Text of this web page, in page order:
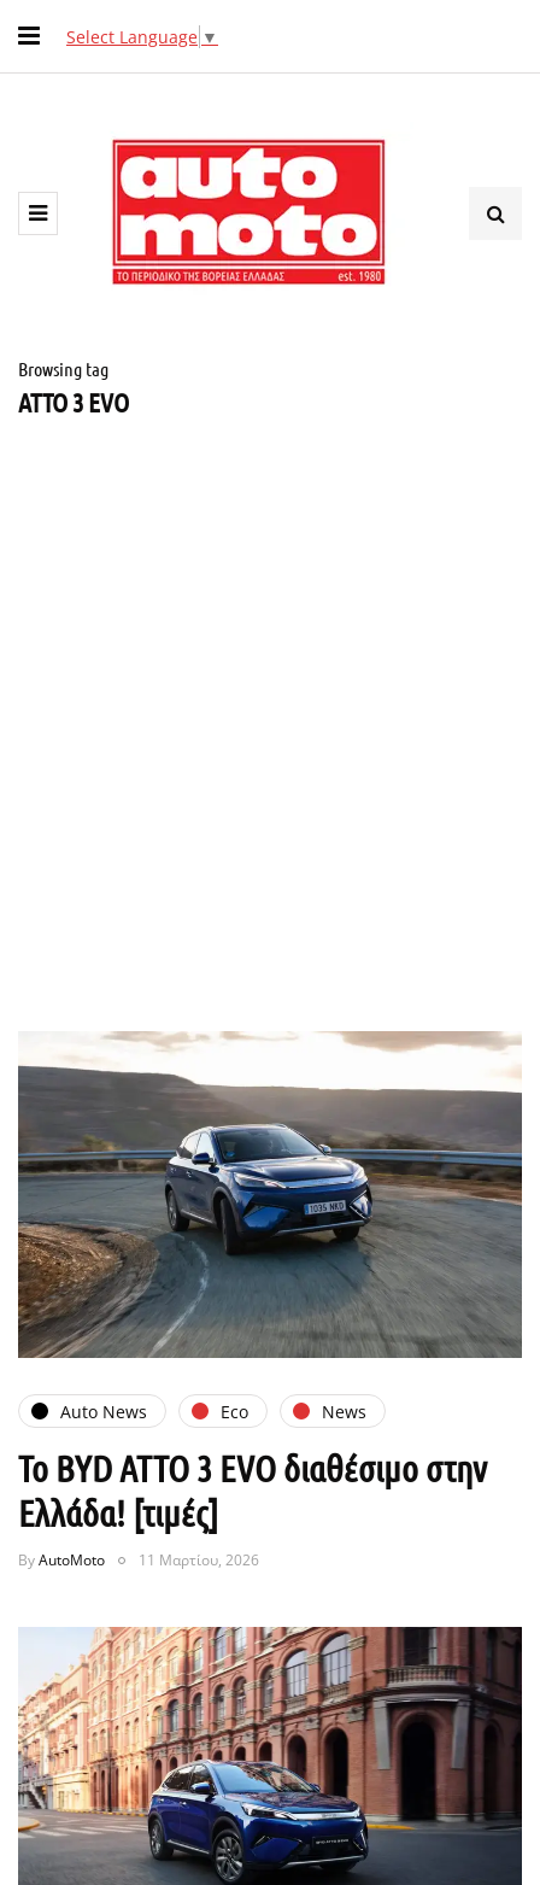
Select Language ▼
Browsing tag
ATTO 3 EVO
Auto News Eco News
Το BYD ATTO 3 EVO διαθέσιμο στην
Ελλάδα! [τιμές]
ByAutoMoto 11 Μαρτίου, 2026